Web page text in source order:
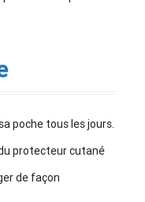
poche tous les jours.
protecteur cutané
de façon